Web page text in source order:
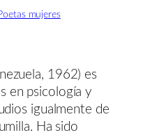
mujeres
1962) es
en psicología y
igualmente de
Ha sido